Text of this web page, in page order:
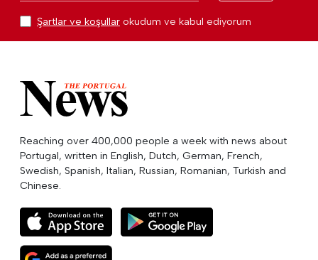
Şartlar ve koşullar okudum ve kabul ediyorum
Reaching over 400,000 people a week with news about
Portugal, written in English, Dutch, German, French,
Swedish, Spanish, Italian, Russian, Romanian, Turkish and
Chinese.